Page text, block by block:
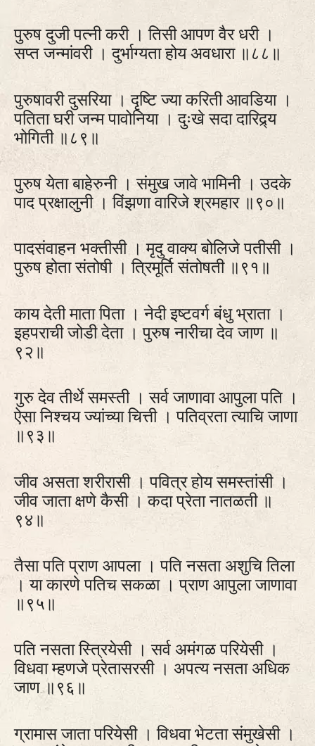
पुरुष दुजी पत्‍नी करी । तिसी आपण वैर धरी ।
सप्त जन्मांवरी । दुर्भाग्यता होय अवधारा ॥८८॥
पुरुषावरी दुसरिया । दृष्टि ज्या करिती आवडिया ।
पतिता घरी जन्म पावोनिया । दुःखे सदा दारिद्र्य
भोगिती ॥८९॥
पुरुष येता बाहेरुनी । संमुख जावे भामिनी । उदके
पाद प्रक्षालुनी । विंझणा वारिजे श्रमहार ॥९०॥
पादसंवाहन भक्तीसी । मृदु वाक्य बोलिजे पतीसी ।
पुरुष होता संतोषी । त्रिमूर्ति संतोषती ॥९१॥
काय देती माता पिता । नेदी इष्टवर्ग बंधु भ्राता ।
इहपराची जोडी देता । पुरुष नारीचा देव जाण ॥
९२॥
गुरु देव तीर्थे समस्ती । सर्व जाणावा आपुला पति ।
ऐसा निश्चय ज्यांच्या चित्ती । पतिव्रता त्याचि जाणा
॥९३॥
जीव असता शरीरासी । पवित्र होय समस्तांसी ।
जीव जाता क्षणे कैसी । कदा प्रेता नातळती ॥
९४॥
तैसा पति प्राण आपला । पति नसता अशुचि तिला
। या कारणे पतिच सकळा । प्राण आपुला जाणावा
॥९५॥
पति नसता स्त्रियेसी । सर्व अमंगळ परियेसी ।
विधवा म्हणजे प्रेतासरसी । अपत्य नसता अधिक
जाण ॥९६॥
ग्रामास जाता परियेसी । विधवा भेटता संमुखेसी ।